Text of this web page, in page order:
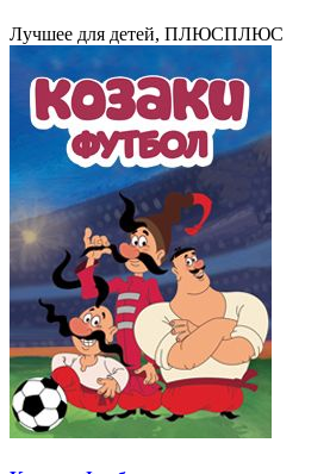
Лучшее для детей, ПЛЮСПЛЮС